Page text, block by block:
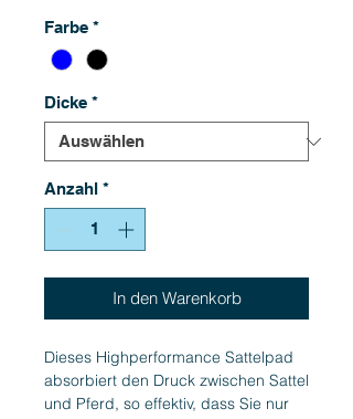
Farbe *
Dicke *
Anzahl *
In den Warenkorb
Dieses Highperformance Sattelpad
absorbiert den Druck zwischen Sattel
und Pferd, so effektiv, dass Sie nur